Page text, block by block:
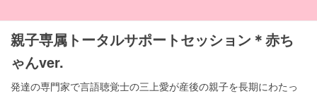
親子専属トータルサポートセッション＊赤ち
ゃんver.
発達の専門家で言語聴覚士の三上愛が産後の親子を長期にわたっ